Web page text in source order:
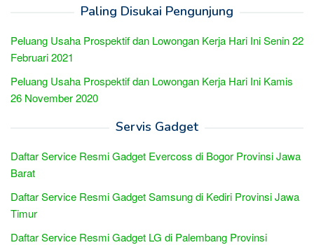
Paling Disukai Pengunjung
Peluang Usaha Prospektif dan Lowongan Kerja Hari Ini Senin 22
Februari 2021
Peluang Usaha Prospektif dan Lowongan Kerja Hari Ini Kamis
26 November 2020
Servis Gadget
Daftar Service Resmi Gadget Evercoss di Bogor Provinsi Jawa
Barat
Daftar Service Resmi Gadget Samsung di Kediri Provinsi Jawa
Timur
Daftar Service Resmi Gadget LG di Palembang Provinsi